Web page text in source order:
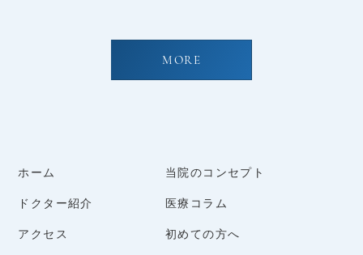
MORE
ホーム 当院のコンセプト
ドクター紹介 医療コラム
アクセス 初めての方へ